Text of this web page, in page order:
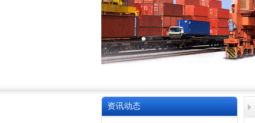
资讯动态